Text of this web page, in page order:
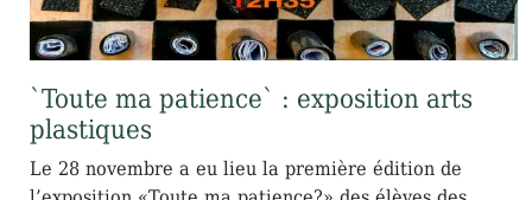
`Toute ma patience` : exposition arts
plastiques
Le 28 novembre a eu lieu la première édition de